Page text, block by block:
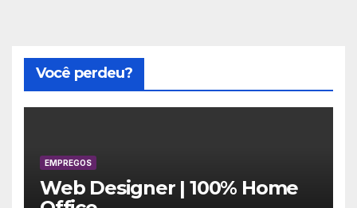
Você perdeu?
EMPREGOS
Web Designer | 100% Home